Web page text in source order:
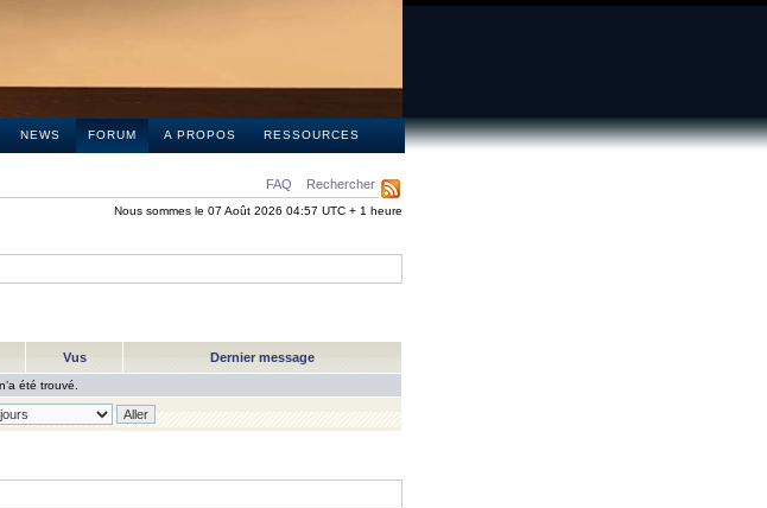
NEWS FORUM A PROPOS RESSOURCES
FAQ Rechercher
Nous sommes le 07 Août 2026 04:57 UTC + 1 heure
Vus Dernier message
été trouvé.